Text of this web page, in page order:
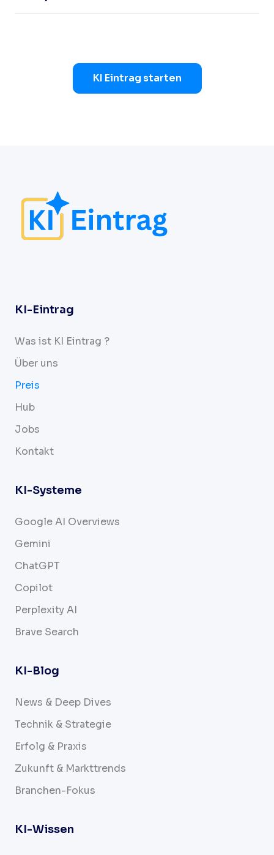
KI Eintrag starten
KI-Eintrag
Was ist KI Eintrag ?
Über uns
Preis
Hub
Jobs
Kontakt
KI-Systeme
Google AI Overviews
Gemini
ChatGPT
Copilot
Perplexity AI
Brave Search
KI-Blog
News & Deep Dives
Technik & Strategie
Erfolg & Praxis
Zukunft & Markttrends
Branchen-Fokus
KI-Wissen